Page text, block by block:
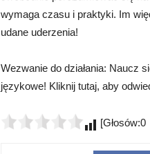
wymaga czasu i praktyki. Im
udane uderzenia!
Wezwanie do działania: Naucz
językowe! Kliknij tutaj, aby